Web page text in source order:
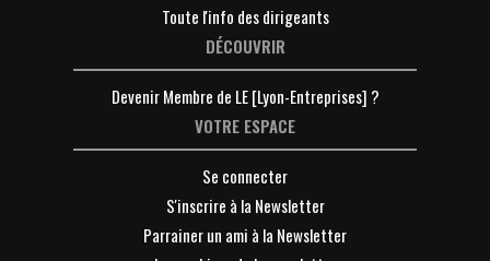
Toute l'info des dirigeants
DÉCOUVRIR
Devenir Membre de LE [Lyon-Entreprises] ?
VOTRE ESPACE
Se connecter
S'inscrire à la Newsletter
Parrainer un ami à la Newsletter